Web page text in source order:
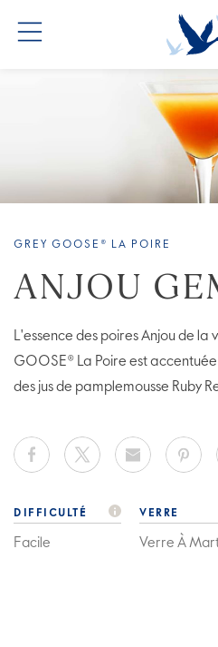
GREY GOOSE® LA POIRE
ANJOU
L'essence des poires Anjou de la
GOOSE® La Poire est
des jus de pamplemousse Ruby
DIFFICULTÉ
Facile
VERRE
Verre À